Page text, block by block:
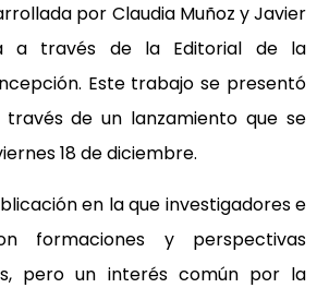
por Claudia Muñoz y Javier
a través de la Editorial de la
Este trabajo se presentó
de un lanzamiento que se
18 de diciembre.
en la que investigadores e
formaciones y perspectivas
pero un interés común por la